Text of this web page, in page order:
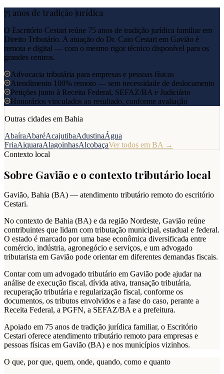
75 anos de tradição jurídica
O Escritório Cestari reúne 75 anos de tradição jurídica familiar em
Direito Tributário. A atuação do Dr. Caio Cestari em Gavião é
remota e digital — com o mesmo rigor técnico disponível para os
grandes centros.
Advocacia tributária para empresas e pessoas físicas
Atendimento 100% remoto — sem necessidade de deslocamento
Petições junto à Receita Federal, SEFAZ/BA e Judiciário
Honorários vinculados ao resultado, conforme avaliação
Outras cidades em Bahia
AbaíraAbaréAcajutibaAdustinaÁgua
FriaAiquaraAlagoinhasAlcobaçaVer todos em BA →
Contexto local
Sobre Gavião e o contexto tributário local
Gavião, Bahia (BA) — atendimento tributário remoto do escritório
Cestari.
No contexto de Bahia (BA) e da região Nordeste, Gavião reúne
contribuintes que lidam com tributação municipal, estadual e federal.
O estado é marcado por uma base econômica diversificada entre
comércio, indústria, agronegócio e serviços, e um advogado
tributarista em Gavião pode orientar em diferentes demandas fiscais.
Contar com um advogado tributário em Gavião pode ajudar na
análise de execução fiscal, dívida ativa, transação tributária,
recuperação tributária e regularização fiscal, conforme os
documentos, os tributos envolvidos e a fase do caso, perante a
Receita Federal, a PGFN, a SEFAZ/BA e a prefeitura.
Apoiado em 75 anos de tradição jurídica familiar, o Escritório
Cestari oferece atendimento tributário remoto para empresas e
pessoas físicas em Gavião (BA) e nos municípios vizinhos.
O que, por que, quem, onde, quando, como e quanto